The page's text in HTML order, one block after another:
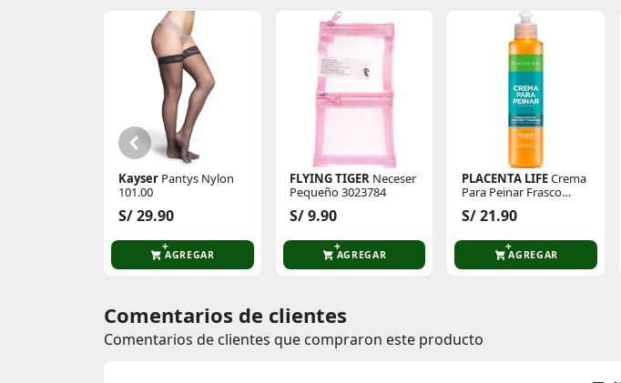
Kayser Pantys Nylon
101.00
S/ 29.90
AGREGAR
FLYING TIGER Neceser
Pequeño 3023784
S/ 9.90
AGREGAR
PLACENTA LIFECrema
Para Peinar Frasco
S/ 21.90
AGREGAR
Comentarios de clientes
Comentarios de clientes que compraron este producto